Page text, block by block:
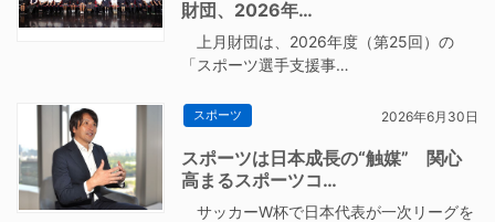
財団、2026年…
上月財団は、2026年度（第25回）の
「スポーツ選手支援事…
スポーツ 2026年6月30日
スポーツは日本成長の“触媒” 関心
高まるスポーツコ…
サッカーW杯で日本代表が一次リーグを